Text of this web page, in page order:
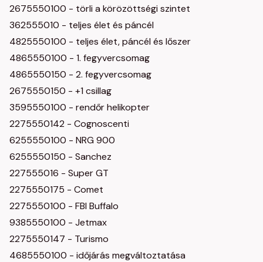
2675550100 - törli a körözöttségi szintet
362555010 - teljes élet és páncél
4825550100 - teljes élet, páncél és lőszer
4865550100 - 1. fegyvercsomag
4865550150 - 2. fegyvercsomag
2675550150 - +1 csillag
3595550100 - rendőr helikopter
2275550142 - Cognoscenti
6255550100 - NRG 900
6255550150 - Sanchez
227555016 - Super GT
2275550175 - Comet
2275550100 - FBI Buffalo
9385550100 - Jetmax
2275550147 - Turismo
4685550100 - időjárás megváltoztatása